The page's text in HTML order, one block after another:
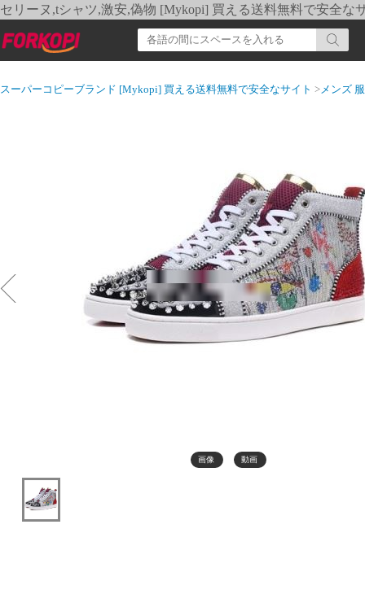
セリーヌ,tシャツ,激安,偽物 [Mykopi] 買える送料無料で安全な
スーパーコピーブランド [Mykopi] 買える送料無料で安全なサイト >メンズ 服
画像 動画